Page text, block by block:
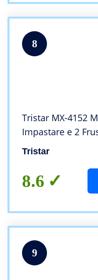
8
Tristar MX-4152
Impastare e 2
Tristar
8.6
9